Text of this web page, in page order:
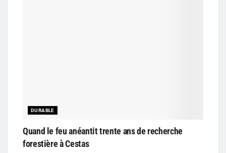
DURABLE
Quand le feu anéantit trente ans de recherche
forestière à Cestas